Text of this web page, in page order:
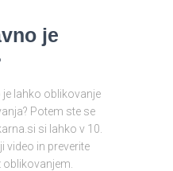
je
lahko oblikovanje
Potem ste se
si lahko v 10.
video in preverite